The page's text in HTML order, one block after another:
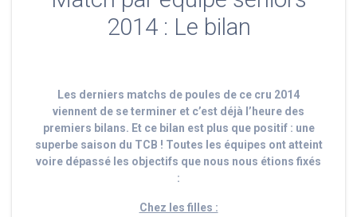
2014 : Le bilan
Les derniers matchs de poules de ce cru 2014
viennent de se terminer et c’est déjà l’heure des
premiers bilans. Et ce bilan est plus que positif : une
superbe saison du TCB ! Toutes les équipes ont atteint
voire dépassé les objectifs que nous nous étions fixés
:
Chez les filles :